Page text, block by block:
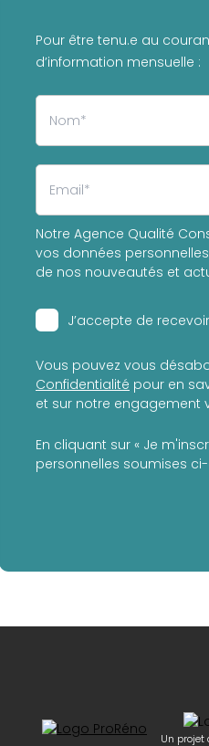
Pour être tenu.e au
d’information mensuelle :
Notre Agence Qualité
vos données
de nos nouveautés et
J’accepte de
Vous pouvez vous
Confidentialité pour en
et sur notre engagement
En cliquant sur « Je
personnelles soumises
Un projet